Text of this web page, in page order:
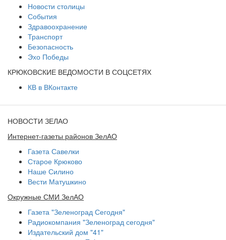
Новости столицы
События
Здравоохранение
Транспорт
Безопасность
Эхо Победы
КРЮКОВСКИЕ ВЕДОМОСТИ В СОЦСЕТЯХ
КВ в ВКонтакте
НОВОСТИ ЗЕЛАО
Интернет-газеты районов ЗелАО
Газета Савелки
Старое Крюково
Наше Силино
Вести Матушкино
Окружные СМИ ЗелАО
Газета "Зеленоград Сегодня"
Радиокомпания "Зеленоград сегодня"
Издательский дом "41"